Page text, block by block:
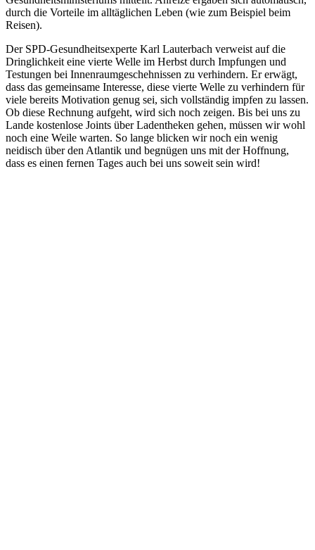
durch die Vorteile im alltäglichen Leben (wie zum Beispiel beim
Reisen).
Der SPD-Gesundheitsexperte Karl Lauterbach verweist auf die
Dringlichkeit eine vierte Welle im Herbst durch Impfungen und
Testungen bei Innenraumgeschehnissen zu verhindern. Er erwägt,
dass das gemeinsame Interesse, diese vierte Welle zu verhindern für
viele bereits Motivation genug sei, sich vollständig impfen zu lassen.
Ob diese Rechnung aufgeht, wird sich noch zeigen. Bis bei uns zu
Lande kostenlose Joints über Ladentheken gehen, müssen wir wohl
noch eine Weile warten. So lange blicken wir noch ein wenig
neidisch über den Atlantik und begnügen uns mit der Hoffnung,
dass es einen fernen Tages auch bei uns soweit sein wird!